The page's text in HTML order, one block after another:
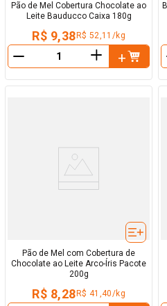
Pão de Mel Cobertura Chocolate ao
Leite Bauducco Caixa 180g
R$ 9,38 R$ 52,11/kg
＋
Pão de Mel com Cobertura de
Chocolate ao Leite Arco-Íris Pacote
200g
R$ 8,28 R$ 41,40/kg